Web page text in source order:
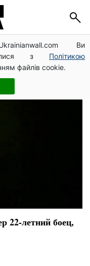
Ви
з Політикою
файлів cookie.
22-летний боец,